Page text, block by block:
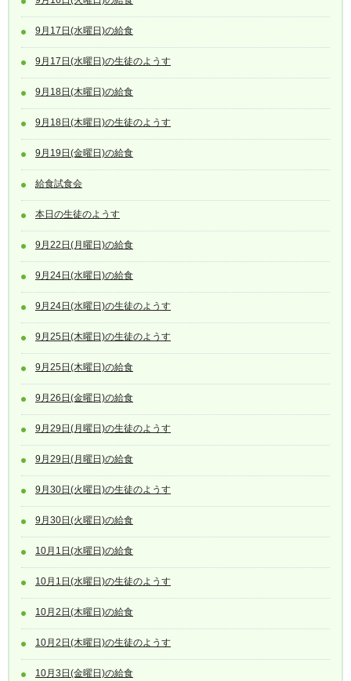
9月17日(水曜日)の給食
9月17日(水曜日)の生徒のようす
9月18日(木曜日)の給食
9月18日(木曜日)の生徒のようす
9月19日(金曜日)の給食
給食試食会
本日の生徒のようす
9月22日(月曜日)の給食
9月24日(水曜日)の給食
9月24日(水曜日)の生徒のようす
9月25日(木曜日)の生徒のようす
9月25日(木曜日)の給食
9月26日(金曜日)の給食
9月29日(月曜日)の生徒のようす
9月29日(月曜日)の給食
9月30日(火曜日)の生徒のようす
9月30日(火曜日)の給食
10月1日(水曜日)の給食
10月1日(水曜日)の生徒のようす
10月2日(木曜日)の給食
10月2日(木曜日)の生徒のようす
10月3日(金曜日)の給食